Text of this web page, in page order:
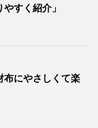
すく紹介」
布にやさしくて楽